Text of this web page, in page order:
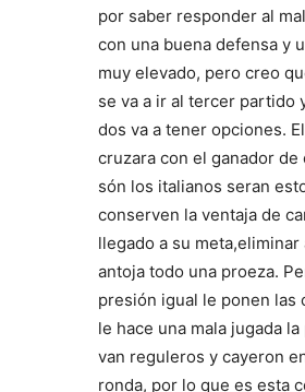
por saber responder al
con una buena defensa y
muy elevado, pero creo
se va a ir al tercer partido
dos va a tener opciones.
cruzara con el ganador
són los italianos seran
conserven la ventaja de
llegado a su
antoja todo una proeza.
presión igual le ponen las
le hace una mala jugada
van reguleros y cayeron
ronda, por lo que es esta